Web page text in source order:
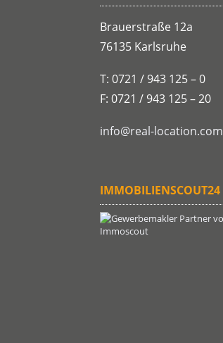
Brauerstraße 12a
76135 Karlsruhe
T: 0721 / 943 125 – 0
F: 0721 / 943 125 – 20
info@real-location.com
IMMOBILIENSCOUT24